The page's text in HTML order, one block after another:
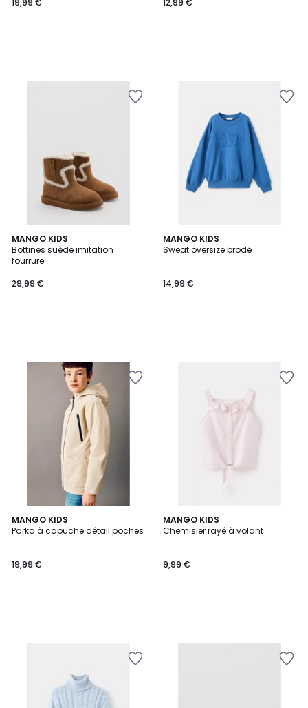
19,99 € 12,99 €
MANGO KIDS
Bottines suède imitation
fourrure
29,99 €
MANGO KIDS
Sweat oversize brodé
14,99 €
MANGO KIDS
Parka à capuche détail poches
19,99 €
MANGO KIDS
Chemisier rayé à volant
9,99 €